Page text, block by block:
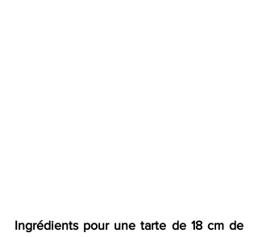
Ingrédients pour une tarte de 18 cm de